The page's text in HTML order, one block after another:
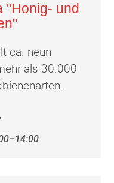
"Honig- und
ca. neun
als 30.000